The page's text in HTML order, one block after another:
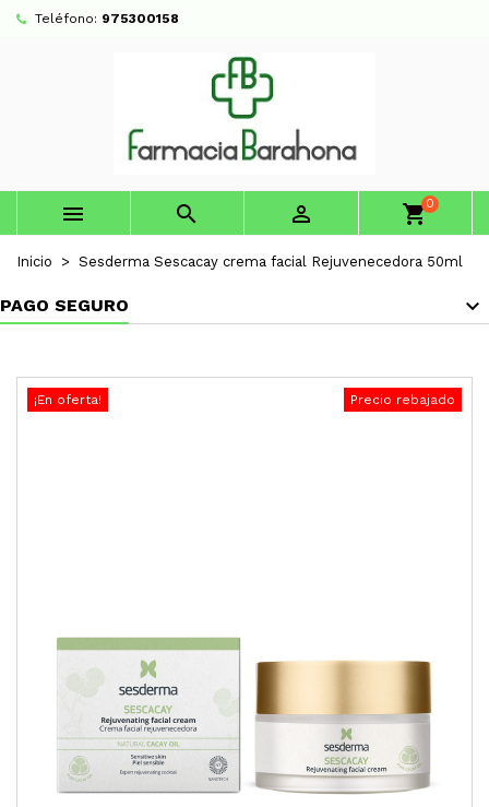
Teléfono: 975300158
   shopping_cart0
Inicio Sesderma Sescacay crema facial Rejuvenecedora 50ml
PAGO SEGURO
¡En oferta! Precio rebajado